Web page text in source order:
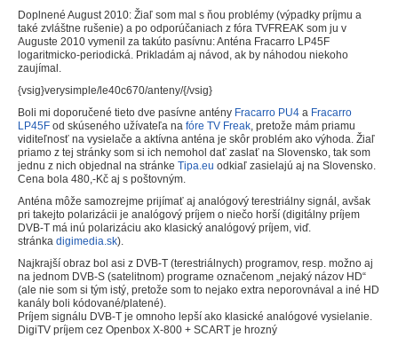
Doplnené August 2010: Žiaľ som mal s ňou problémy (výpadky príjmu a
také zvláštne rušenie) a po odporúčaniach z fóra TVFREAK som ju v
Auguste 2010 vymenil za takúto pasívnu: Anténa Fracarro LP45F
logaritmicko-periodická. Prikladám aj návod, ak by náhodou niekoho
zaujímal.
{vsig}verysimple/le40c670/anteny/{/vsig}
Boli mi doporučené tieto dve pasívne antény Fracarro PU4 a Fracarro
LP45F od skúseného užívateľa na fóre TV Freak , pretože mám priamu
viditeľnosť na vysielače a aktívna anténa je skôr problém ako výhoda. Žiaľ
priamo z tej stránky som si ich nemohol dať zaslať na Slovensko, tak som
jednu z nich objednal na stránke Tipa.eu odkiaľ zasielajú aj na Slovensko.
Cena bola 480,-Kč aj s poštovným.
Anténa môže samozrejme prijímať aj analógový terestriálny signál, avšak
pri takejto polarizácii je analógový príjem o niečo horší (digitálny príjem
DVB-T má inú polarizáciu ako klasický analógový príjem, viď.
stránka digimedia.sk).
Najkrajší obraz bol asi z DVB-T (terestriálnych) programov, resp. možno aj
na jednom DVB-S (satelitnom) programe označenom „nejaký názov HD“
(ale nie som si tým istý, pretože som to nejako extra neporovnával a iné HD
kanály boli kódované/platené).
Príjem signálu DVB-T je omnoho lepší ako klasické analógové vysielanie.
DigiTV príjem cez Openbox X-800 + SCART je hrozný